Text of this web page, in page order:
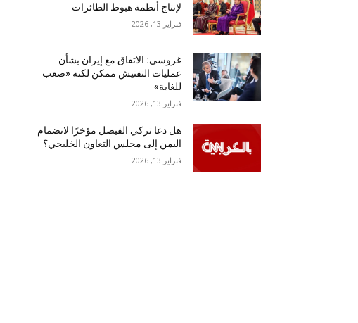
لإنتاج أنظمة هبوط الطائرات
فبراير 13, 2026
غروسي: الاتفاق مع إيران بشأن
عمليات التفتيش ممكن لكنه «صعب
للغاية»
فبراير 13, 2026
هل دعا تركي الفيصل مؤخرًا لانضمام
اليمن إلى مجلس التعاون الخليجي؟
فبراير 13, 2026